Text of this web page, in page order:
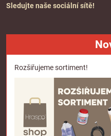
Sledujte naše sociální sítě!
Rozšiřujeme sortiment!